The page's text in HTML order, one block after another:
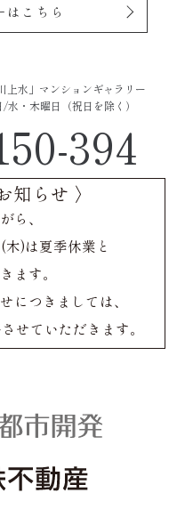
はこちら
上水」マンションギャラリー
・木曜日（祝日を除く）
394
知らせ 〉
ら、
)は夏季休業と
ます。
につきましては、
せていただきます。